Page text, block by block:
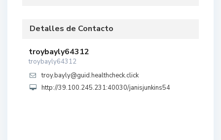
Detalles de Contacto
troybayly64312
troybayly64312
troy.bayly@guid.healthcheck.click
http://39.100.245.231:40030/janisjunkins54